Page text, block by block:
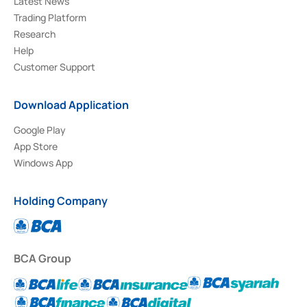
Trading Platform
Research
Help
Customer Support
Download Application
Google Play
App Store
Windows App
Holding Company
BCA Group